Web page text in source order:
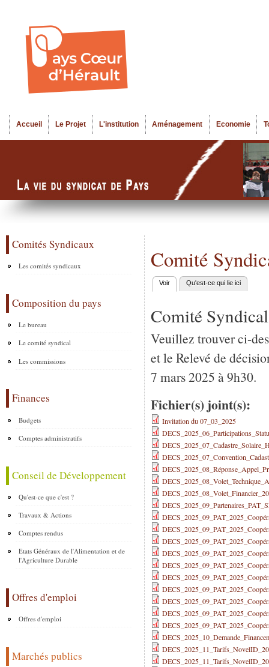
Menu principal
Accueil Le Projet L'institution Aménagement Economie
Comités Syndicaux
Les comités syndicaux
Composition du pays
Le bureau
Le comité syndical
Les commissions
Finances
Budgets
Comptes administratifs
Conseil de Développement
Qu'est-ce que c'est ?
Travaux & Actions
Comptes rendus
Etats Généraux de l'Alimentation et de
l'Agriculture Durable
Offres d'emploi
Offres d'emploi
Marchés publics
Comité
Onglets principaux
Voir (onglet actif)
Qu'est-ce qui lie ici
Comité
Veuillez trouver ci-
et le Relevé de
7 mars 2025 à 9h30.
Fichier(s) joint(s):
Invitation du 07_03_2025